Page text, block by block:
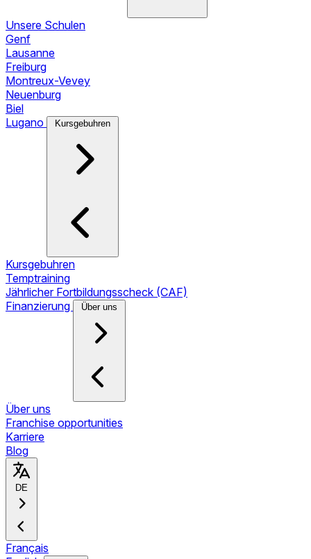
Unsere Schulen
Genf
Lausanne
Freiburg
Montreux-Vevey
Neuenburg
Biel
Lugano
Kursgebuhren
Kursgebuhren
Temptraining
Jährlicher Fortbildungsscheck (CAF)
Finanzierung
Über uns
Über uns
Franchise opportunities
Karriere
Blog
DE
Français